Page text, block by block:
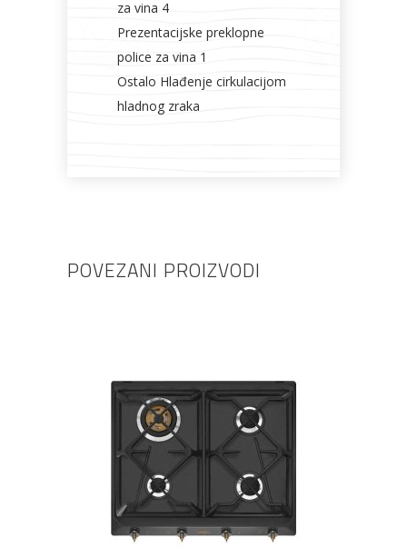
za vina 4
Prezentacijske preklopne
police za vina 1
Ostalo Hlađenje cirkulacijom
hladnog zraka
POVEZANI PROIZVODI
DODAJ U KOŠARICU